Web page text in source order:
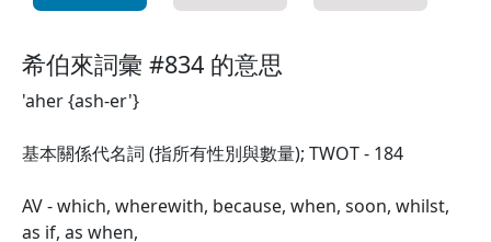
希伯來詞彙 #834 的意思
'aher {ash-er'}
基本關係代名詞 (指所有性別與數量); TWOT - 184
AV - which, wherewith, because, when, soon, whilst,
as if, as when,